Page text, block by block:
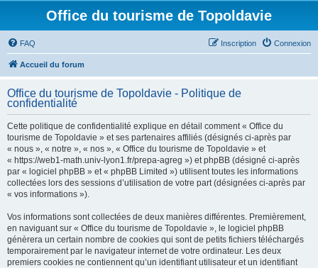
Office du tourisme de Topoldavie
FAQ Connexion
Inscription
Accueil du forum
Office du tourisme de Topoldavie - Politique de
confidentialité
Cette politique de confidentialité explique en détail comment « Office du
tourisme de Topoldavie » et ses partenaires affiliés (désignés ci-après par
« nous », « notre », « nos », « Office du tourisme de Topoldavie » et
« https://web1-math.univ-lyon1.fr/prepa-agreg ») et phpBB (désigné ci-après
par « logiciel phpBB » et « phpBB Limited ») utilisent toutes les informations
collectées lors des sessions d’utilisation de votre part (désignées ci-après par
« vos informations »).
Vos informations sont collectées de deux manières différentes. Premièrement,
en naviguant sur « Office du tourisme de Topoldavie », le logiciel phpBB
génèrera un certain nombre de cookies qui sont de petits fichiers téléchargés
temporairement par le navigateur internet de votre ordinateur. Les deux
premiers cookies ne contiennent qu’un identifiant utilisateur et un identifiant